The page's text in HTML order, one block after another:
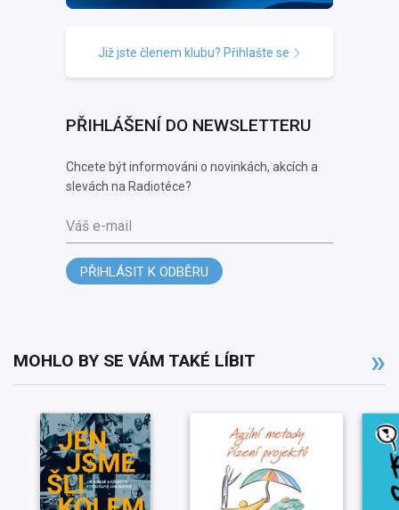
Již jste členem klubu? Přihlašte se
PŘIHLÁŠENÍ DO NEWSLETTERU
Chcete být informováni o novinkách, akcích a
slevách na Radiotéce?
Váš e-mail
PŘIHLÁSIT K ODBĚRU
MOHLO BY SE VÁM TAKÉ LÍBIT